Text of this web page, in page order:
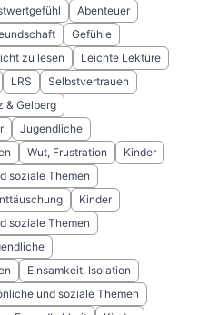
Abenteuer
Gefühle
zu lesen
Leichte Lektüre
LRS
Selbstvertrauen
& Gelberg
Jugendliche
Wut, Frustration
Kinder
soziale Themen
Kinder
soziale Themen
Einsamkeit, Isolation
und soziale Themen